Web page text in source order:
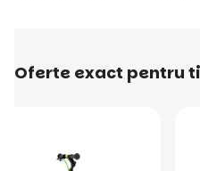
Oferte exact pentru